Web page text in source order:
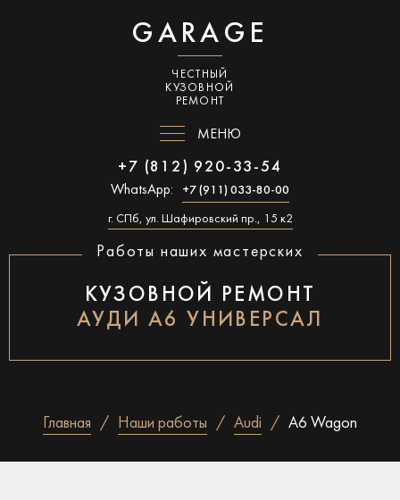
GARAGE
ЧЕСТНЫЙ
КУЗОВНОЙ
РЕМОНТ
МЕНЮ
+7 (812) 920-33-54
WhatsApp: +7 (911) 033-80-00
г. СПб, ул. Шафировский пр., 15 к2
Работы наших мастерских
КУЗОВНОЙ РЕМОНТ
АУДИ А6 УНИВЕРСАЛ
Главная Наши работы Audi A6 Wagon